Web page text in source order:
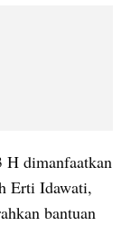
H dimanfaatkan
Erti Idawati,
bantuan